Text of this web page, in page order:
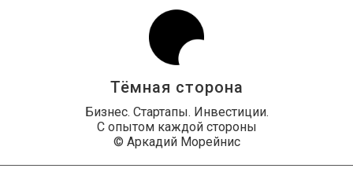
Тёмная сторона
Бизнес. Стартапы. Инвестиции.
С опытом каждой стороны
© Аркадий Морейнис